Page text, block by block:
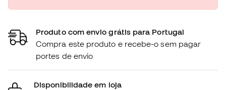
Produto com envio grátis para Portugal
Compra este produto e recebe-o sem pagar
portes de envio
Disponibilidade em loja